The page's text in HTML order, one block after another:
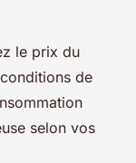
le prix du
de
selon vos